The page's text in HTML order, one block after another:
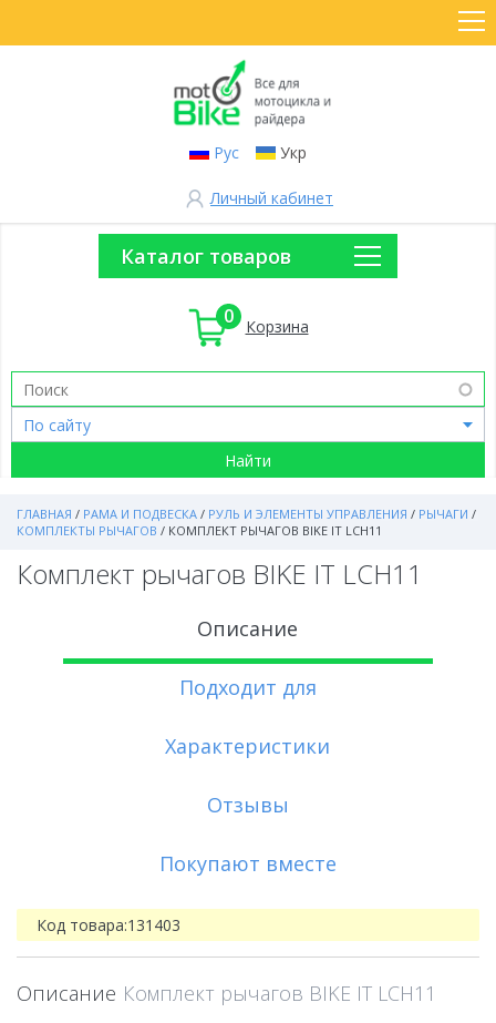
Рус Укр
Личный кабинет
Каталог товаров
0 Корзина
ГЛАВНАЯ / РАМА И ПОДВЕСКА / РУЛЬ И ЭЛЕМЕНТЫ УПРАВЛЕНИЯ / РЫЧАГИ /
КОМПЛЕКТЫ РЫЧАГОВ / КОМПЛЕКТ РЫЧАГОВ BIKE IT LCH11
Комплект рычагов BIKE IT LCH11
Описание
Подходит для
Характеристики
Отзывы
Покупают вместе
Код товара:131403
Описание Комплект рычагов BIKE IT LCH11